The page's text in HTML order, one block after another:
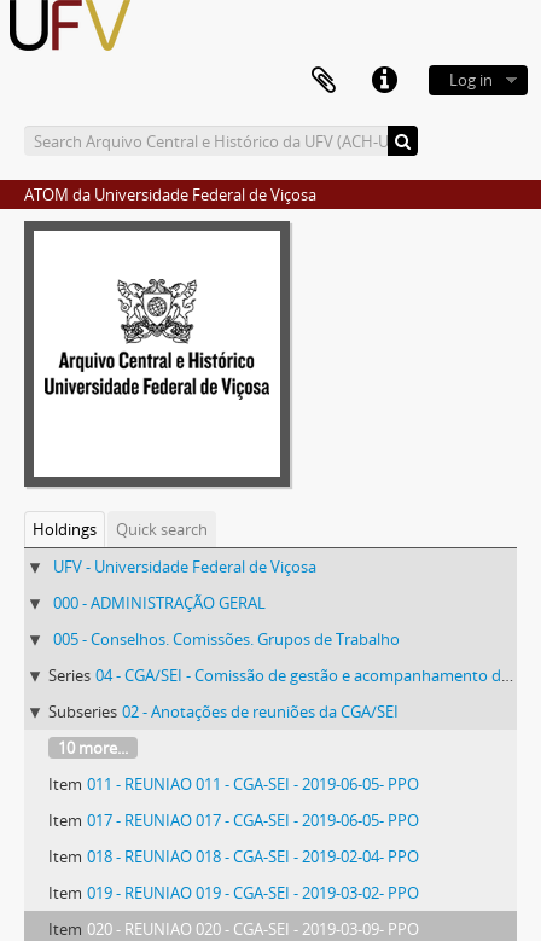
Log in
ATOM da Universidade Federal de Viçosa
Holdings
Quick search
UFV - Universidade Federal de Viçosa
000 - ADMINISTRAÇÃO GERAL
005 - Conselhos. Comissões. Grupos de Trabalho
Series 04 - CGA/SEI - Comissão de gestão e acompanhamento do Sistema Eletrônico de Informações
Subseries 02 - Anotações de reuniões da CGA/SEI
10 more...
Item 011 - REUNIAO 011 - CGA-SEI - 2019-06-05- PPO
Item 017 - REUNIAO 017 - CGA-SEI - 2019-06-05- PPO
Item 018 - REUNIAO 018 - CGA-SEI - 2019-02-04- PPO
Item 019 - REUNIAO 019 - CGA-SEI - 2019-03-02- PPO
Item 020 - REUNIAO 020 - CGA-SEI - 2019-03-09- PPO